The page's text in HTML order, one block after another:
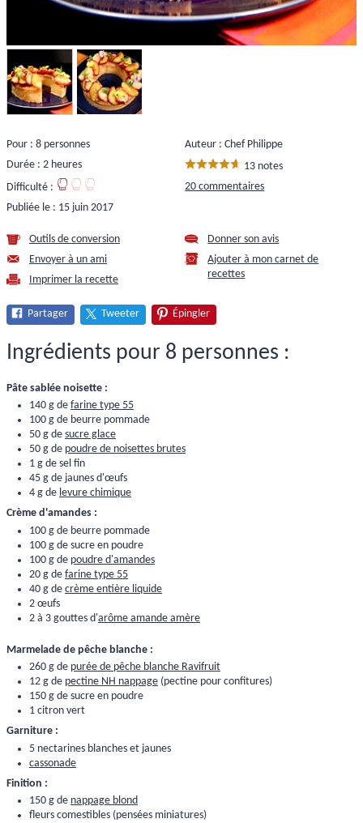
Pour : 8 personnes
Durée : 2 heures
Difficulté :
Publiée le : 15 juin 2017
Auteur : Chef Philippe
13 notes
20 commentaires
Outils de conversion
Envoyer à un ami
Imprimer la recette
Donner son avis
Ajouter à mon carnet de
recettes
Partager Tweeter Épingler
Ingrédients pour 8 personnes :
Pâte sablée noisette :
140 g de farine type 55
100 g de beurre pommade
50 g de sucre glace
50 g de poudre de noisettes brutes
1 g de sel fin
45 g de jaunes d'œufs
4 g de levure chimique
Crème d'amandes :
100 g de beurre pommade
100 g de sucre en poudre
100 g de poudre d'amandes
20 g de farine type 55
40 g de crème entière liquide
2 œufs
2 à 3 gouttes d'arôme amande amère
Marmelade de pêche blanche :
260 g de purée de pêche blanche Ravifruit
12 g de pectine NH nappage (pectine pour confitures)
150 g de sucre en poudre
1 citron vert
Garniture :
5 nectarines blanches et jaunes
cassonade
Finition :
150 g de nappage blond
fleurs comestibles (pensées miniatures)